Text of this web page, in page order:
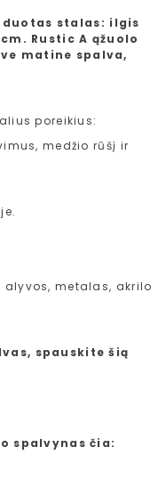
stalas: ilgis
Rustic A ąžuolo
matine spalva,
poreikius:
medžio rūšį ir
metalas, akrilo
spauskite šią
spalvynas čia: